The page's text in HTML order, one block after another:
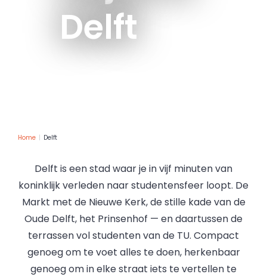
Delft
Home Delft
Delft is een stad waar je in vijf minuten van
koninklijk verleden naar studentensfeer loopt. De
Markt met de Nieuwe Kerk, de stille kade van de
Oude Delft, het Prinsenhof — en daartussen de
terrassen vol studenten van de TU. Compact
genoeg om te voet alles te doen, herkenbaar
genoeg om in elke straat iets te vertellen te